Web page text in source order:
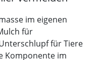
im eigenen
für
für Tiere
Komponente im